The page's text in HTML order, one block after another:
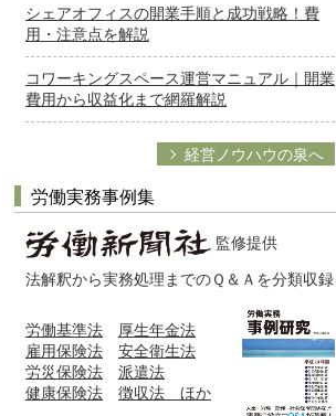
シェアオフィスの開業手順と成功戦略！費
用・注意点を解説
コワーキングスペース運営マニュアル｜開業
費用から収益化まで網羅解説
経営ノウハウの泉へ
労働実務事例集
監修提供
法解釈から実務処理までのＱ＆Ａを分類収録
労働基準法
厚生年金法
雇用保険法
安全衛生法
労災保険法
派遣法
健康保険法
徴収法 ほか